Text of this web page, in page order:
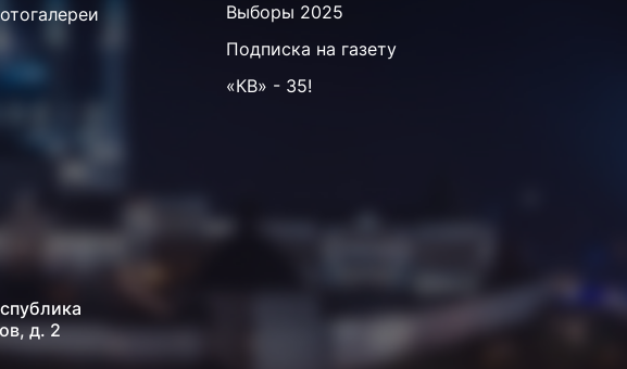
Выборы 2025
Подписка на газету
«КВ» - 35!
д. 2